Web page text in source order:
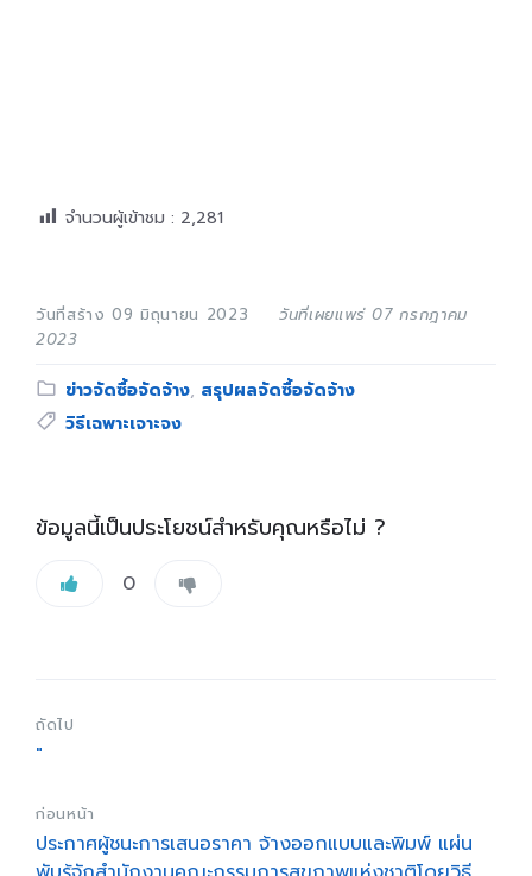
จำนวนผู้เข้าชม : 2,281
วันที่สร้าง 09 มิถุนายน 2023
วันที่เผยแพร่ 07 กรกฎาคม
2023
Category:
ข่าวจัดซื้อจัดจ้าง, สรุปผลจัดซื้อจัดจ้าง
Tags:
วิธีเฉพาะเจาะจง
ข้อมูลนี้เป็นประโยชน์สำหรับคุณหรือไม่ ?
0
ถัดไป
"
ก่อนหน้า
ประกาศผู้ชนะการเสนอราคา จ้างออกแบบและพิมพ์ แผ่น